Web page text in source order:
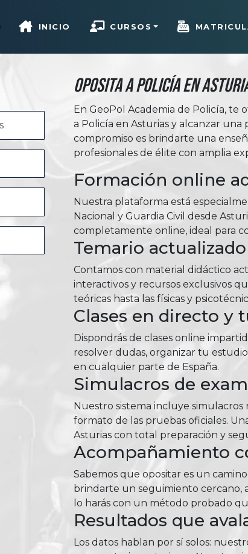
INICIO CURSOS
Oposita a Policía en
En GeoPol Academia de Policía, te
a Policía en Asturias y alcanzar
compromiso es brindarte una
profesionales de élite con amplia
Formación online
Nuestra plataforma está
Nacional y Guardia Civil desde
completamente online, ideal para
Temario
Contamos con material didáctico
interactivos y recursos exclusivos
teóricas hasta las físicas y
Clases en directo y
Dispondrás de clases online
resolver dudas, organizar tu
en cualquier parte de España.
Simulacros de
Nuestro sistema incluye
formato de las pruebas oficiales.
Asturias con total preparación y
Acompañamiento
Sabemos que opositar es un
brindarte un seguimiento cercano,
lo harás con un método probado
Resultados que
Los datos hablan por sí solos: